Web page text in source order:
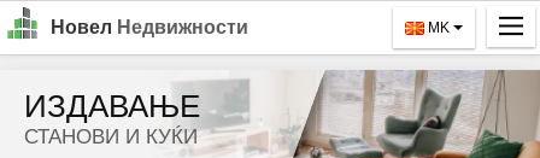
Новел Недвижности MK
Барај
ИЗДАВАЊЕ
СТАНОВИ И КУЌИ